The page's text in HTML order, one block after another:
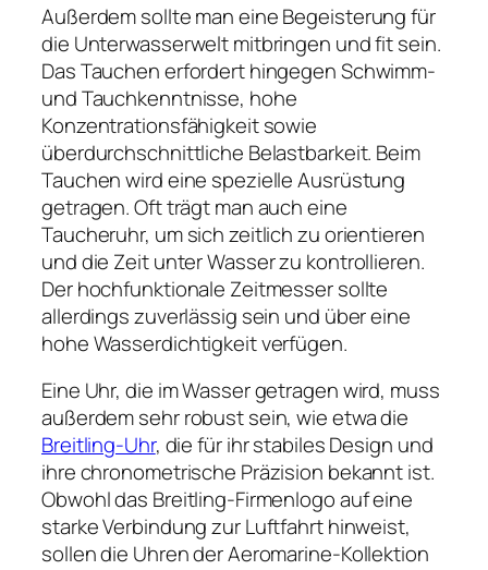
Außerdem sollte man eine Begeisterung für
die Unterwasserwelt mitbringen und fit sein.
Das Tauchen erfordert hingegen Schwimm-
und Tauchkenntnisse, hohe
Konzentrationsfähigkeit sowie
überdurchschnittliche Belastbarkeit. Beim
Tauchen wird eine spezielle Ausrüstung
getragen. Oft trägt man auch eine
Taucheruhr, um sich zeitlich zu orientieren
und die Zeit unter Wasser zu kontrollieren.
Der hochfunktionale Zeitmesser sollte
allerdings zuverlässig sein und über eine
hohe Wasserdichtigkeit verfügen.
Eine Uhr, die im Wasser getragen wird, muss
außerdem sehr robust sein, wie etwa die
Breitling-Uhr, die für ihr stabiles Design und
ihre chronometrische Präzision bekannt ist.
Obwohl das Breitling-Firmenlogo auf eine
starke Verbindung zur Luftfahrt hinweist,
sollen die Uhren der Aeromarine-Kollektion